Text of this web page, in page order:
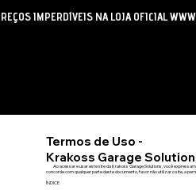
IMPERDÍVEIS NA LOJA OFICIAL
Termos de Uso -
Krakoss Garage
Ao acessar e usar este site da Krakoss Garage Solutions, você
concorde com qualquer parte deste documento, favor não utilizar o site, a
ÍNDICE